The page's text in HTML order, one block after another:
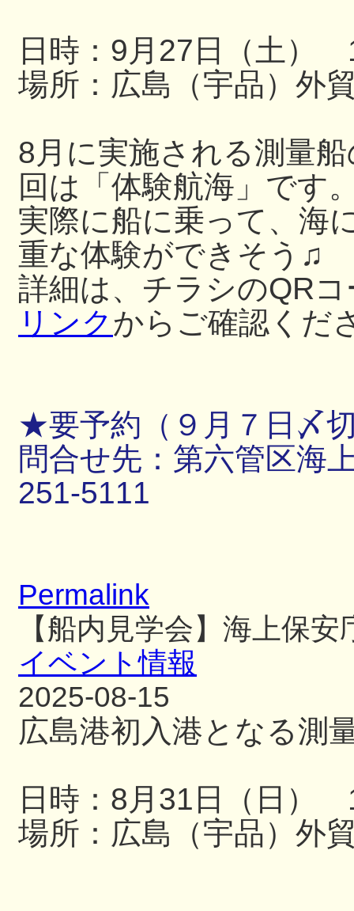
日時：9月27日（土）
場所：広島（宇品）外
8月に実施される測量
回は「体験航海」です
実際に船に乗って、海
重な体験ができそう♫
詳細は、チラシのQR
リンクからご確認くだ
★要予約（９月７日〆
問合せ先：第六管区海
251-5111
Permalink
【船内見学会】海上保
イベント情報
2025-08-15
広島港初入港となる測
日時：8月31日（日）
場所：広島（宇品）外